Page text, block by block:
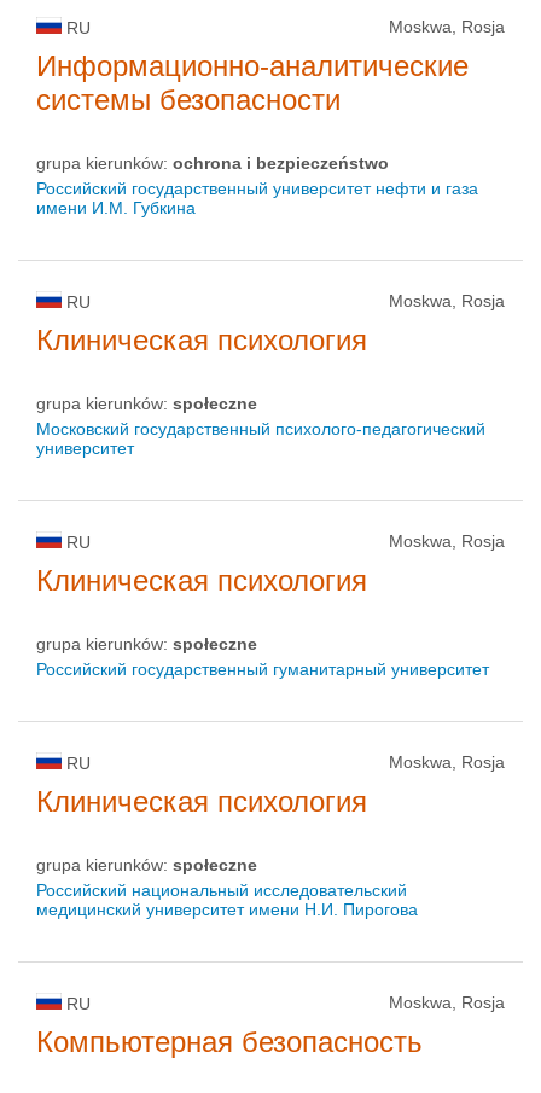
RU Moskwa, Rosja
Информационно-аналитические
системы безопасности
grupa kierunków: ochrona i bezpieczeństwo
Российский государственный университет нефти и газа
имени И.М. Губкина
RU Moskwa, Rosja
Клиническая психология
grupa kierunków: społeczne
Московский государственный психолого-педагогический
университет
RU Moskwa, Rosja
Клиническая психология
grupa kierunków: społeczne
Российский государственный гуманитарный университет
RU Moskwa, Rosja
Клиническая психология
grupa kierunków: społeczne
Российский национальный исследовательский
медицинский университет имени Н.И. Пирогова
RU Moskwa, Rosja
Компьютерная безопасность